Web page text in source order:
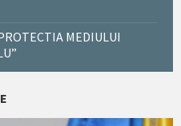
MEDIULUI